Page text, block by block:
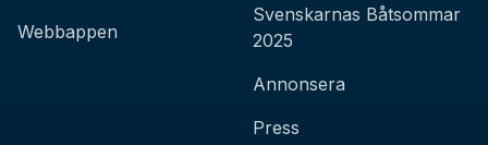
Webbappen
Svenskarnas Båtsommar
2025
Annonsera
Press